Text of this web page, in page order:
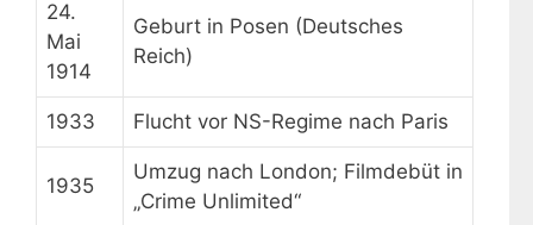
24.
Mai
1914
Geburt in Posen (Deutsches
Reich)
1933 Flucht vor NS-Regime nach Paris
1935
Umzug nach London; Filmdebüt in
„Crime Unlimited“